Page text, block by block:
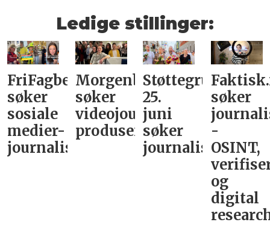
Ledige stillinger:
FriFagbevegelse
søker
sosiale
medier-
journalist
Morgenbladet
søker
videojournalist/podkast-
produsent
Støttegruppa
25.
juni
søker
journalist
søker
-
OSINT,
og
digital